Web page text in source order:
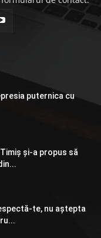
puternica cu
și-a propus să
te, nu aștepta